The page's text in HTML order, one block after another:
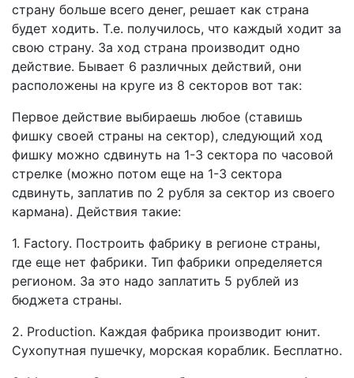
страну больше всего денег, решает как страна
будет ходить. Т.е. получилось, что каждый ходит за
свою страну. За ход страна производит одно
действие. Бывает 6 различных действий, они
расположены на круге из 8 секторов вот так:
Первое действие выбираешь любое (ставишь
фишку своей страны на сектор), следующий ход
фишку можно сдвинуть на 1-3 сектора по часовой
стрелке (можно потом еще на 1-3 сектора
сдвинуть, заплатив по 2 рубля за сектор из своего
кармана). Действия такие:
1. Factory. Построить фабрику в регионе страны,
где еще нет фабрики. Тип фабрики определяется
регионом. За это надо заплатить 5 рублей из
бюджета страны.
2. Production. Каждая фабрика производит юнит.
Сухопутная пушечку, морская кораблик. Бесплатно.